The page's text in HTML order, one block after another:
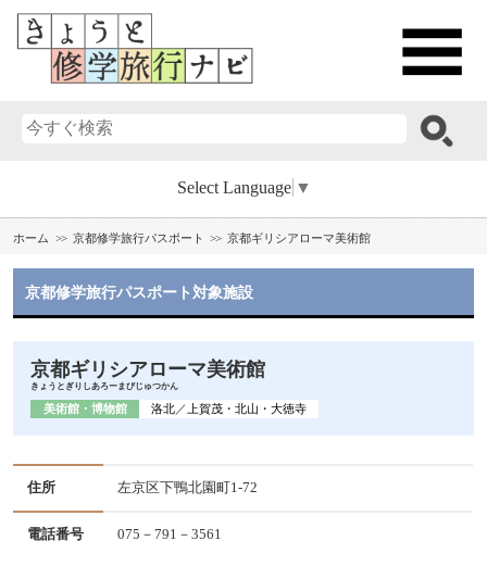
Select Language ▼
ホーム 京都修学旅行パスポート 京都ギリシアローマ美術館
京都修学旅行パスポート対象施設
京都ギリシアローマ美術館
きょうとぎりしあろーまびじゅつかん
美術館・博物館 洛北／ 上賀茂・北山・大徳寺
住所 左京区下鴨北園町1-72
電話番号 075－791－3561